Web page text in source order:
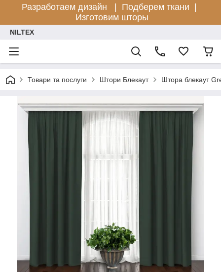
Разработаем дизайн |
Подберем ткани |
Изготовим шторы
NILTEX
Товари та послуги Штори Блекаут Штора блекаут